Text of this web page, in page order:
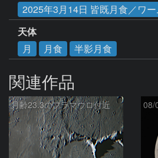
2025年3月14日 皆既月食／ワ
天体
月
月食 半影月食
関連作品
月齢23.3のフラマウロ付近 08/